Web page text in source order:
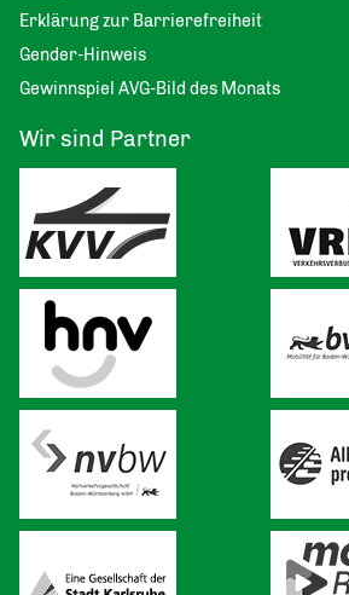
Erklärung zur Barrierefreiheit
Gender-Hinweis
Gewinnspiel AVG-Bild des Monats
Wir sind Partner